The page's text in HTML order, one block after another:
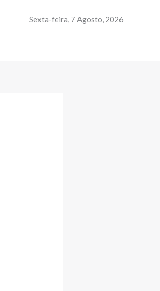
Sexta-feira, 7 Agosto, 2026